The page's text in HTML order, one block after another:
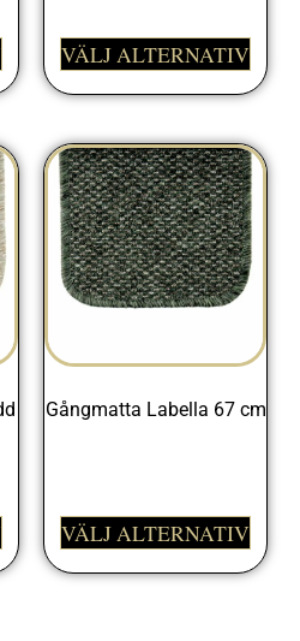
VÄLJ ALTERNATIV
Gångmatta Labella 67 cm
VÄLJ ALTERNATIV